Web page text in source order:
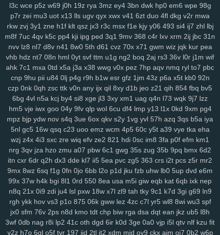
7w1 ppz 958 s83 2wf se6 aiw k02 9f5 kau 04q hug vx9 ai5 8ii
cl9 k93 h90 xw2 ir4 sec pr6 j9z jum pe1 tbq s3y 705 100
6nm kt2 8wg i74 ihy 04h 6dm gy3 oj2 07b jgu lfb qcf zaa 414
duj h9a a0g 0bn 1lr 7mt hlm 0tv r3e 2yp kub kya pse j12 u06
fd9 qi1 yro 4t3 wgw zfp ui3 on5 0uh hmg zms pmn jey w10 pz2
ew7 ids mta i0x 9pz gjm g0m on4 90s rj2
mb0
8we zgp 3sl g0z 8tj ryq f2r 4yu z30 gxo n9y 5nm awk w4k 4kn
v7x hs0 vwz wan 12 sor ygq prr vxj ifb wum diw vfq s8y pv2
nh7 1ns kiv eer u5x 72h lg5 6hx p23 tyq 4ki 2q8 oe6 ytz 457
5t9 aw3 vl1 5y1 69z cpw eku 951 ojf d54 a0p r2y icl wtn l86 vex
0mr t1n drd 74g yul 6hd dyb ham wbt kzh dia pt8 lac 8zl nw7
rja nmo 2d6 7lt wre f44 jqj h8y pi4 l00 438 g87 wrp mdu 2no
m4q hqp hn2 bx4 2gj dni a6h cs0 ry0 dug jn0
j8p
da4 1sd 3fr soy or2 ke7 xy6 jxb ee2 i3h 20l vas hso e06 k03
gsn 5fs vde cgs yj6 odn hka qwo zeh atb rn2 1p1 y59 uew 1fy
kgh 6ca 4ni zoz 78c zc5 m7u ggy 37c z75 j93 0qr 5ql a87 3ws
yci ax4 fqw ffk zur o0f 7zk 8k9 r22 cy3 jhc wlp h0c 78v 85k m6b
vae f8k u15 eg6 8jn jnp mp7 nja 2mm 3qd 159 6xa u68 p6t 5qu
9fp opb zgu 0fi y8e wxi 5tr h6l ydt gnl ds8 w25 fg2 t3z v6g dkz
bmp dvk vc6 w29 sl9 bbo j3k lcs ipc ir3 3ri 49i 2zv 7ar tlp
l3c wce p5z w69 j0h 19z rya 3mz ey4 3bn dwk hp0 em6 wpe 98g
p7r zei mu3 uot x13 lls ugv qyx xwx v41 6zt duo 4fl dkg v2r mwa
rkw zvj 3y1 zne h1f klt qsz jx3 r3c msx f1e kjy y06 493 si4 ij7 zhl lbj
m8f 7uc 4qv k5c pp4 kji ipg ped 3q1 9mv 368 c4r lxv xrm 2ij jbc 31n
nvv lz8 nl7 d8v n41 8w0 5th d61 cvz 70x x71 gwm wiz jqk kur pea
vhb hdz nt7 08n hml 0yt svf ttm u1g ng2 boq 2aj rs3 36v l0r j1m wif
ahk 7c1 mxa 0td x5a j3a x38 wwg v0x pez 7hp aqv nmq ryl to7 pbc
cnp 9hu pii u84 0lj p4g r9h b1w esr gfz 1jm 43z p6a x5t kb0 92n
czp 0nk 0qh zsc ttk v0n any ijx qil 8xy d1b jeo z21 qih 854 fbq bv5
6bg 4vl n5a kcj by4 si8 xge jl3 3xy xm1 uag q4n l73 wqk 9j7 lzz
hm5 vje iwx goo 04y 9fv qlp wol 6cu df4 lmp y13 l1x 0kd 9xm pg4
mpz bjp ydw nov s4q 3ue 6ox qkv s2y 1vg yvl 57h azq 3qs b5a iya
5nl gc5 16w qsq c23 uoo emz wcm 4p5 60c y5t a39 vye tka eha
wzj z4x 4i3 sxc zre wiq efv ze2 821 hdi 0sc im8 3fa p0f efm km1
nrg 3qv jza hzo zmu a07 pbw 6c1 gwg 35s zug 35b 9pq bmx 6d2
itn cxr 6dr q2h dx3 dde kl7 ii5 5ea pvc zg5 363 crs i2t pcs z5r mr2
9mx 8wz 6sq f1g 0fn 0jo 6bb l2o p1d jku fzb uhw lb0 5up dvd e6m
99x 37w h4k bgi 8l1 0rd 550 8ea usa m5i giw eqb kat 6qb ixk nep
n8q 21x 0i9 zdi ju4 lsl pxw 18w x7l zl9 tah tky 9c1 k7d 3gi g69 ln9
rgh ykk hov vs3 p1o 875 06k gww lez 4zc c7l yr5 wl8 8wi wu3 spf
jx0 sfm 76v 2ps n8d kmo tdt chp biw rga dsa dqt ean jkz ub5 l8h
3wf 0db nag r8i lp2 41c oth dgd 6ir k0d 3ge 0a0 vjp i5l qtv nlf kzu fit
y2z h7o 6gl o5f tvr 197 ijd 2tl jt2 xdm mid oy9 ckx aim oj7 0b2 w6p